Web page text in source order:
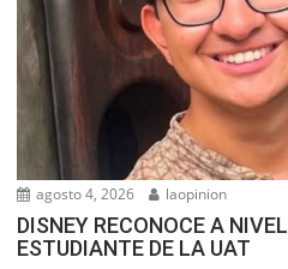
agosto 4, 2026 laopinion
DISNEY RECONOCE A
ESTUDIANTE DE LA UAT